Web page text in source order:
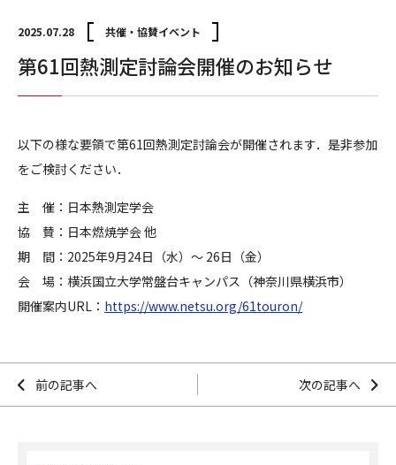
2025.07.28 共催・協賛イベント
第61回熱測定討論会開催のお知らせ
以下の様な要領で第61回熱測定討論会が開催されます．是非参加
をご検討ください．
主 催：日本熱測定学会
協 賛：日本燃焼学会 他
期 間： 2025年9月24日（水）〜 26日（金）
会 場：横浜国立大学常盤台キャンパス（神奈川県横浜市）
開催案内URL ： https://www.netsu.org/61touron/
前の記事へ 次の記事へ